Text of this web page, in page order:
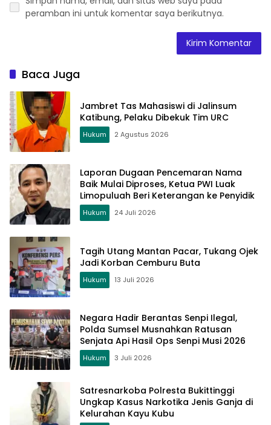
peramban ini untuk komentar saya berikutnya.
Baca Juga
Jambret Tas Mahasiswi di Jalinsum
Katibung, Pelaku Dibekuk Tim URC
Hukum 2 Agustus 2026
Laporan Dugaan Pencemaran Nama
Baik Mulai Diproses, Ketua PWI Luak
Limopuluah Beri Keterangan ke Penyidik
Hukum 24 Juli 2026
Tagih Utang Mantan Pacar, Tukang Ojek
Jadi Korban Cemburu Buta
Hukum 13 Juli 2026
Negara Hadir Berantas Senpi Ilegal,
Polda Sumsel Musnahkan Ratusan
Senjata Api Hasil Ops Senpi Musi 2026
Hukum 3 Juli 2026
Satresnarkoba Polresta Bukittinggi
Ungkap Kasus Narkotika Jenis Ganja di
Kelurahan Kayu Kubu